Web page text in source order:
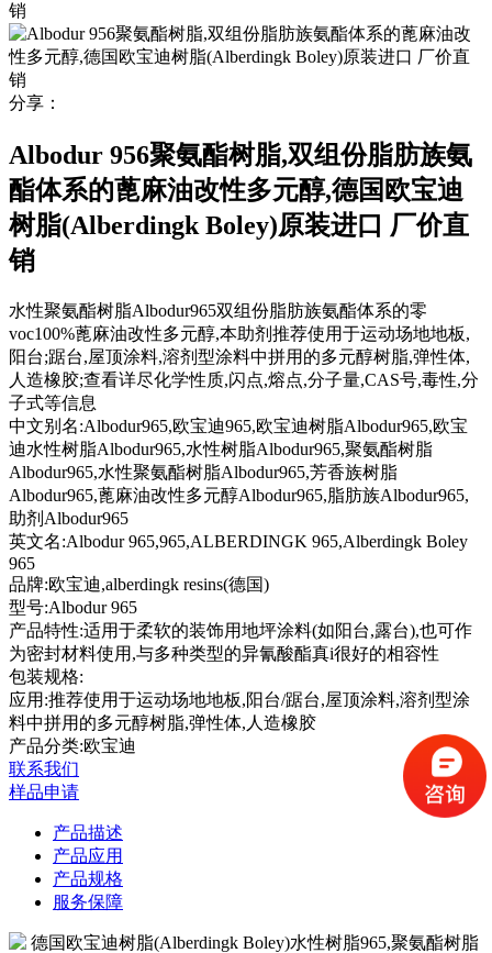
分享：
Albodur 956聚氨酯树脂,双组份脂肪族氨
酯体系的蓖麻油改性多元醇,德国欧宝迪
树脂(Alberdingk Boley)原装进口 厂价直
销
水性聚氨酯树脂Albodur965双组份脂肪族氨酯体系的零
voc100%蓖麻油改性多元醇,本助剂推荐使用于运动场地地板,
阳台;踞台,屋顶涂料,溶剂型涂料中拼用的多元醇树脂,弹性体,
人造橡胶;查看详尽化学性质,闪点,熔点,分子量,CAS号,毒性,分
子式等信息
中文别名:Albodur965,欧宝迪965,欧宝迪树脂Albodur965,欧宝
迪水性树脂Albodur965,水性树脂Albodur965,聚氨酯树脂
Albodur965,水性聚氨酯树脂Albodur965,芳香族树脂
Albodur965,蓖麻油改性多元醇Albodur965,脂肪族Albodur965,
助剂Albodur965
英文名:Albodur 965,965,ALBERDINGK 965,Alberdingk Boley
965
品牌:欧宝迪,alberdingk resins(德国)
型号:Albodur 965
产品特性:适用于柔软的装饰用地坪涂料(如阳台,露台),也可作
为密封材料使用,与多种类型的异氰酸酯真i很好的相容性
包装规格:
应用:推荐使用于运动场地地板,阳台/踞台,屋顶涂料,溶剂型涂
料中拼用的多元醇树脂,弹性体,人造橡胶
产品分类:欧宝迪
联系我们
样品申请
产品描述
产品应用
产品规格
服务保障